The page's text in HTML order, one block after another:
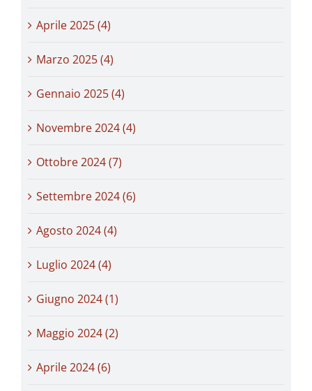
Aprile 2025 (4)
Marzo 2025 (4)
Gennaio 2025 (4)
Novembre 2024 (4)
Ottobre 2024 (7)
Settembre 2024 (6)
Agosto 2024 (4)
Luglio 2024 (4)
Giugno 2024 (1)
Maggio 2024 (2)
Aprile 2024 (6)